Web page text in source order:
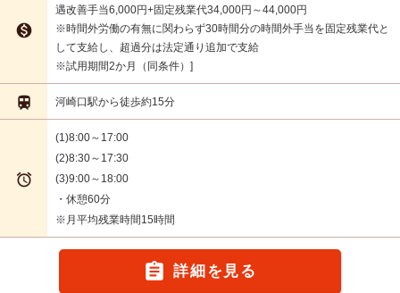

遇改善手当6,000円+固定残業代34,000円～44,000円
※時間外労働の有無に関わらず30時間分の時間外手当を固定残業代と
して支給し、超過分は法定通り追加で支給
※試用期間2か月（同条件）
 河崎口駅から徒歩約15分

(1)8:00～17:00
(2)8:30～17:30
(3)9:00～18:00
・休憩60分
※月平均残業時間15時間
 詳細を見る